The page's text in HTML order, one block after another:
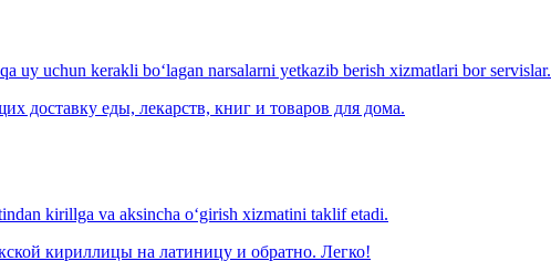
uy uchun kerakli bo‘lagan narsalarni yetkazib berish xizmatlari bor servislar.
доставку еды, лекарств, книг и товаров для дома.
kirillga va aksincha o‘girish xizmatini taklif etadi.
кириллицы на латиницу и обратно. Легко!